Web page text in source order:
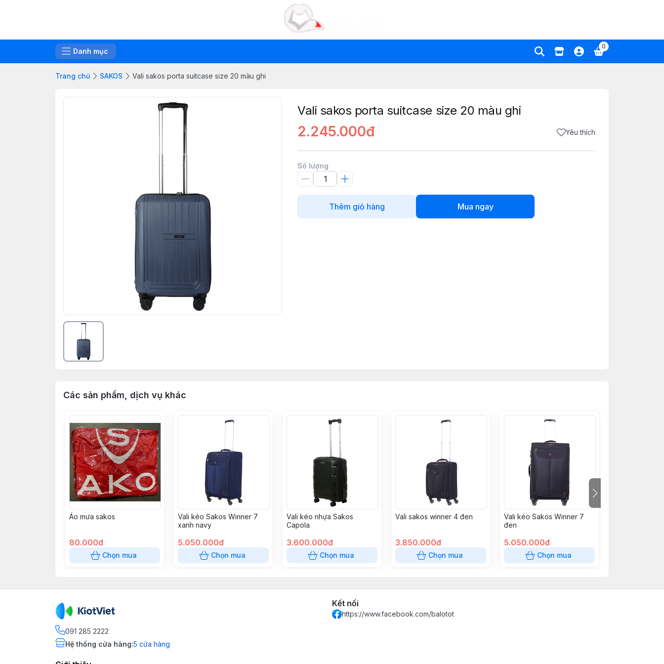
Danh mục
0
Trang chủ SAKOS Vali sakos porta suitcase size 20 màu ghi
Vali sakos porta suitcase size 20 màu ghi
2.245.000đ Yêu thích
Số lượng
Thêm giỏ hàng Mua ngay
Các sản phẩm, dịch vụ khác
Áo mưa sakos
80.000đ
Chọn mua
Vali kéo Sakos Winner 7
xanh navy
5.050.000đ
Chọn mua
Vali kéo nhựa Sakos
Capola
3.600.000đ
Chọn mua
Vali sakos winner 4 đen
3.850.000đ
Chọn mua
Vali kéo Sakos Winner 7
đen
5.050.000đ
Chọn mua
091 285 2222
Hệ thống cửa hàng:5 cửa hàng
Kết nối
https://www.facebook.com/balotot